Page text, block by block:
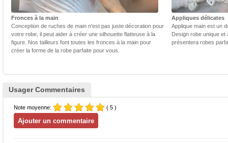
Fronces à la main
Conception de ruches de main n'est pas juste décoration pour
votre robe, il peut aider à créer une silhouette flatteuse à la
figure. Nos tailleurs font toutes les fronces à la main pour
créer la forme de la robe parfaite pour vous.
Appliques délicates
Applique main est un
Design robe unique et
présentera robes
Usager Commentaires
Note moyenne: ( 5 )